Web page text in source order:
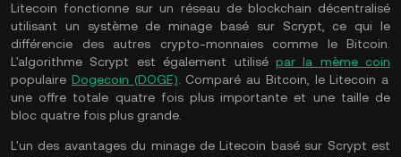
Litecoin fonctionne sur un réseau de blockchain décentralisé
utilisant un système de minage basé sur Scrypt, ce qui le
différencie des autres crypto-monnaies comme le Bitcoin.
L'algorithme Scrypt est également utilisé par la mème coin
populaire Dogecoin (DOGE) . Comparé au Bitcoin, le Litecoin a
une offre totale quatre fois plus importante et une taille de
bloc quatre fois plus grande.
L'un des avantages du minage de Litecoin basé sur Scrypt est